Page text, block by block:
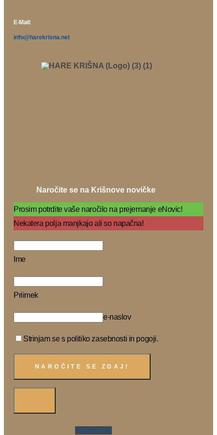
E-Mail:
info@harekrisna.net
Naročite se na Krišnove novičke
Prosim potrdite vaše naročilo na prejemanje eNovic!
Nekatera polja manjkajo ali so napačna!
Ime
Priimek
e-naslov
Strinjam se s politiko zasebnosti in pogoji.
Facebook